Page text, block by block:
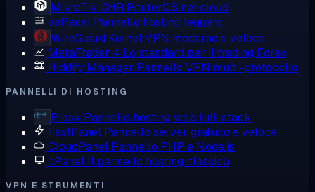
MikroTik CHR RouterOS nel cloud
aaPanel Pannello hosting leggero
WireGuard Kernel VPN moderno e veloce
MetaTrader 4 Lo standard per il trading Forex
Hiddify Manager Pannello VPN multi-protocollo
PANNELLI DI HOSTING
Plesk Pannello hosting web full-stack
FastPanel Pannello server gratuito e veloce
CloudPanel Pannello PHP e Node.js
cPanel Il pannello hosting classico
VPN E STRUMENTI